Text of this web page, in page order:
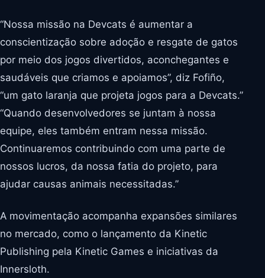
“Nossa missão na Devcats é aumentar a
conscientização sobre adoção e resgate de gatos
por meio dos jogos divertidos, aconchegantes e
saudáveis que criamos e apoiamos”, diz Fofiño,
“um gato laranja que projeta jogos para a Devcats.”
“Quando desenvolvedores se juntam à nossa
equipe, eles também entram nessa missão.
Continuaremos contribuindo com uma parte de
nossos lucros, da nossa fatia do projeto, para
ajudar causas animais necessitadas.”
A movimentação acompanha expansões similares
no mercado, como o lançamento da Kinetic
Publishing pela Kinetic Games e iniciativas da
Innersloth.